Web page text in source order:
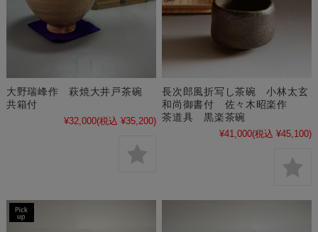
大野瑞峰作 萩焼大井戸茶碗
共箱付
¥32,000(税込 ¥35,200)
長次郎風折写し茶碗 小林太玄
和尚御書付 佐々木昭楽作
茶道具 黒楽茶碗
¥41,000(税込 ¥45,100)